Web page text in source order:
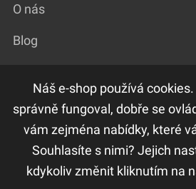
O nás
Blog
DŮLEŽITÉ ODKAZY
F.A.Q
Ochrana osobních údajů
Náš e-shop používá
správně fungoval, dobře se
vám zejména nabídky, které
Souhlasíte s nimi? Jejich
kdykoliv změnit kliknutím na